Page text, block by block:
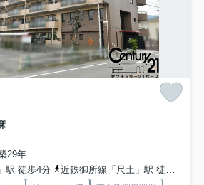
29年
駅 徒歩4分
近鉄御所線「尺土」駅 徒歩4分